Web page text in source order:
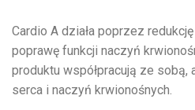
Cardio A działa poprzez
poprawę funkcji naczyń
produktu współpracują ze sobą,
serca i naczyń krwionośnych.